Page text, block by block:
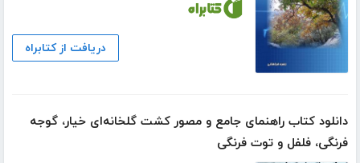
دریافت از کتابراه
دانلود کتاب راهنمای جامع و مصور کشت گلخانه‌ای خیار، گوجه
فرنگی، فلفل و توت فرنگی